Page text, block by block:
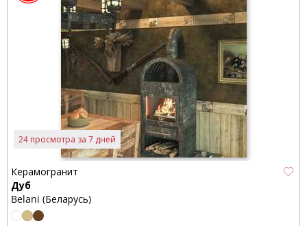
24 просмотра за 7 дней
Керамогранит
Дуб
Belani (Беларусь)